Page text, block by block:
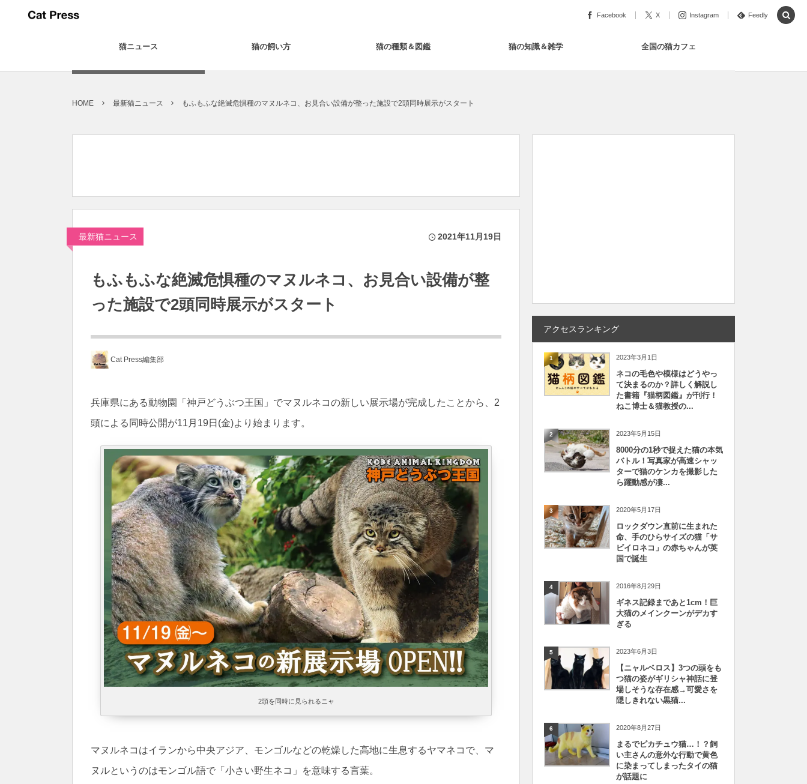
Facebook X Instagram Feedly
猫ニュース 猫の飼い方 猫の種類＆図鑑 猫の知識＆雑学 全国の猫カフェ
HOME 最新猫ニュース もふもふな絶滅危惧種のマヌルネコ、お見合い設備が整った施設で2頭同時展示がスタート
最新猫ニュース 2021年11月19日
もふもふな絶滅危惧種のマヌルネコ、お見合い設備が整
った施設で2頭同時展示がスタート
Cat Press編集部
兵庫県にある動物園「神戸どうぶつ王国」でマヌルネコの新しい展示場が完成したことから、2
頭による同時公開が11月19日(金)より始まります。
2頭を同時に見られるニャ
マヌルネコはイランから中央アジア、モンゴルなどの乾燥した高地に生息するヤマネコで、マ
ヌルというのはモンゴル語で「小さい野生ネコ」を意味する言葉。
アクセスランキング
1 2023年3月1日
ネコの毛色や模様はどうやっ
て決まるのか？詳しく解説し
た書籍『猫柄図鑑』が刊行！
ねこ博士＆猫教授の...
2 2023年5月15日
8000分の1秒で捉えた猫の本気
バトル！写真家が高速シャッ
ターで猫のケンカを撮影した
ら躍動感が凄...
3 2020年5月17日
ロックダウン直前に生まれた
命、手のひらサイズの猫「サ
ビイロネコ」の赤ちゃんが英
国で誕生
4 2016年8月29日
ギネス記録まであと1cm！巨
大猫のメインクーンがデカす
ぎる
5 2023年6月3日
【ニャルベロス】3つの頭をも
つ猫の姿がギリシャ神話に登
場しそうな存在感→可愛さを
隠しきれない黒猫...
6 2020年8月27日
まるでピカチュウ猫…！？飼
い主さんの意外な行動で黄色
に染まってしまったタイの猫
が話題に